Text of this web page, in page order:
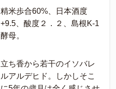
精米歩合60%、日本酒度
+9.5、酸度２．２、島根K-1
酵母。
立ち香から若干のイソバレ
ルアルデヒド。しかしそこ